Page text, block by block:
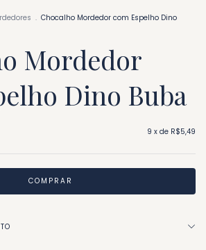
. Chocalho Mordedor com Espelho Dino
Mordedor
Dino Buba
9 x de R$5,49